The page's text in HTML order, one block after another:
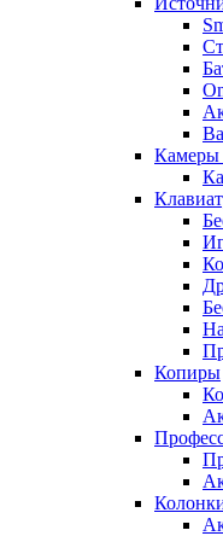
Камеры
Копиры